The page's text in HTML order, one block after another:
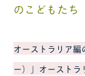
のこどもたち
オーストラリア
ー）」オースト